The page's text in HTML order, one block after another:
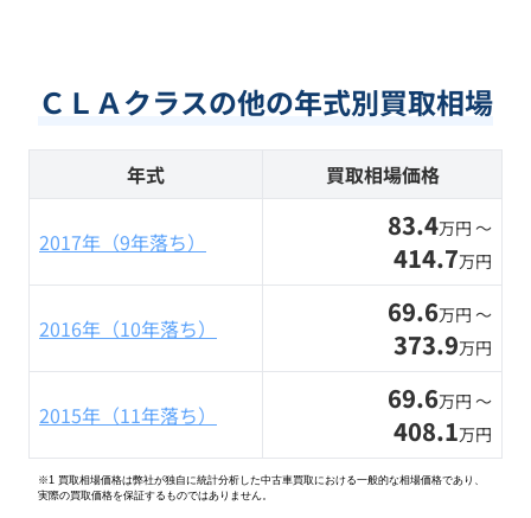
ＣＬＡクラスの他の年式別買取相場
年式 買取相場価格
2017年（9年落ち） 83.4万円 〜
414.7万円
2016年（10年落ち） 69.6万円 〜
373.9万円
2015年（11年落ち） 69.6万円 〜
408.1万円
※1 買取相場価格は弊社が独自に統計分析した中古車買取における一般的な相場価格であり、
実際の買取価格を保証するものではありません。